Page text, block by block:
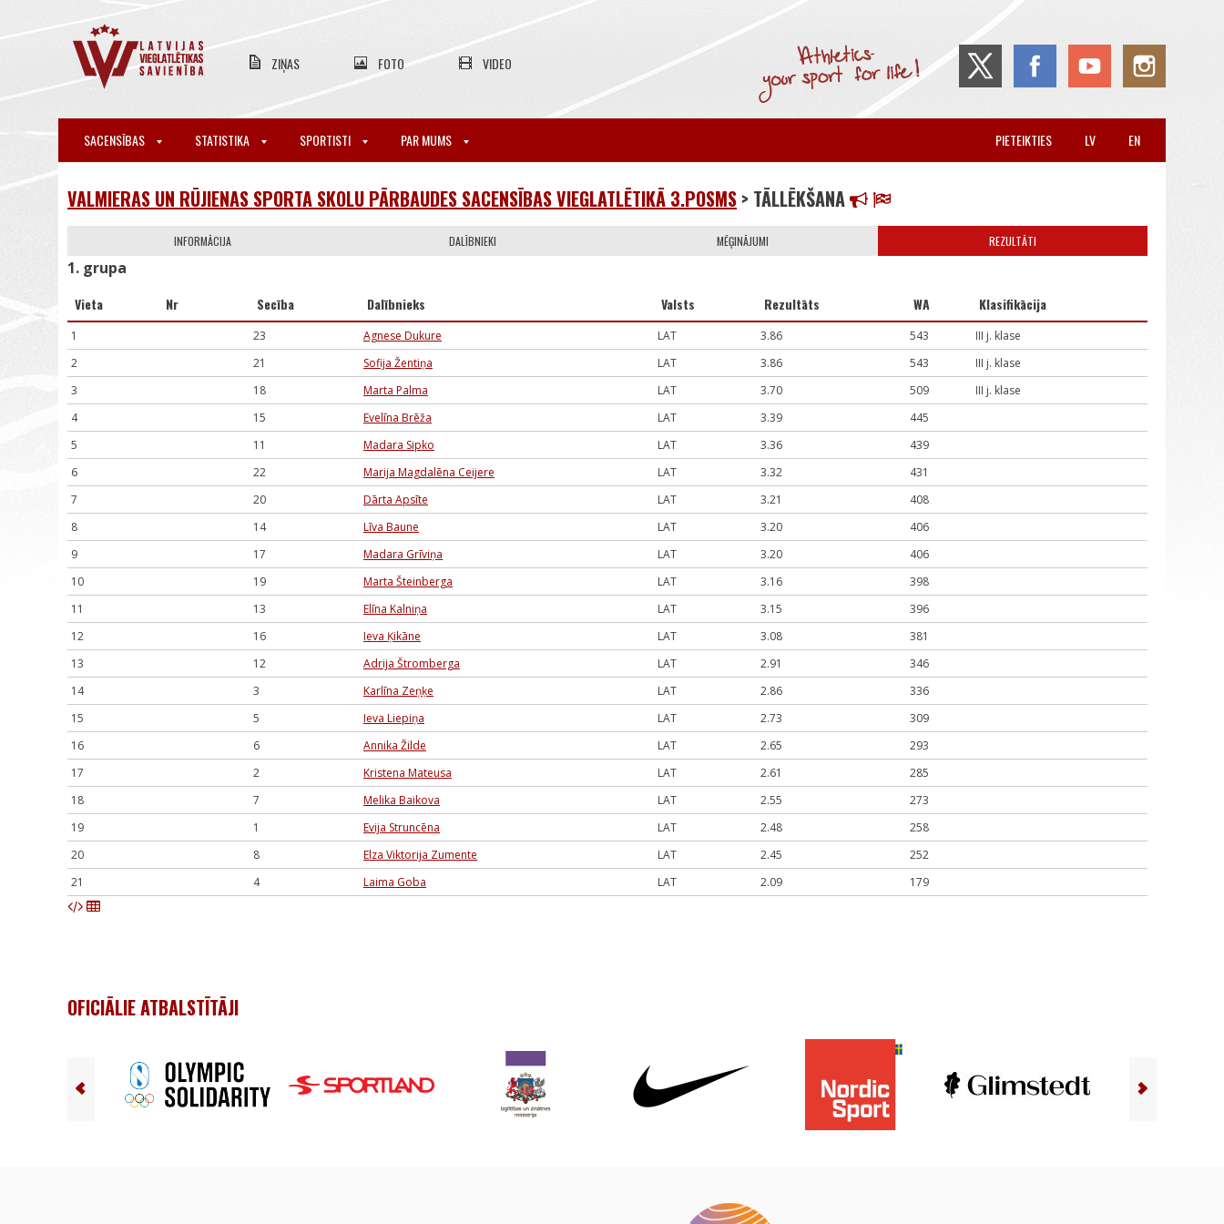
ZIŅAS FOTO VIDEO
SACENSĪBAS STATISTIKA SPORTISTI PAR MUMS EN
LV
PIETEIKTIES
VALMIERAS UN RŪJIENAS SPORTA SKOLU PĀRBAUDES SACENSĪBAS VIEGLATLĒTIKĀ 3.POSMS > TĀLLĒKŠANA
INFORMĀCIJA DALĪBNIEKI MĒĢINĀJUMI REZULTĀTI
1. grupa
Vieta Nr Secība Dalībnieks Valsts Rezultāts WA Klasifikācija
1 23 Agnese Dukure LAT 3.86 543
III j. klase
2
21 Sofija Žentiņa LAT 3.86 543
III j. klase
3
18 Marta Palma LAT 3.70 509
III j. klase
4
15 Evelīna Brēža LAT 3.39
445
5
11 Madara Sipko LAT 3.36
439
6
22 Marija Magdalēna Ceijere LAT 3.32
431
7
20 Dārta Apsīte LAT 3.21
408
8
14 Līva Baune LAT 3.20
406
9
17 Madara Grīviņa LAT 3.20
406
10
19 Marta Šteinberga LAT 3.16
398
11
13 Elīna Kalniņa LAT 3.15
396
12
16 Ieva Ķikāne LAT 3.08
381
13
12 Adrija Štromberga LAT 2.91
346
14
3 Karlīna Zeņķe LAT 2.86
336
15
5 Ieva Liepiņa LAT 2.73
309
16
6 Annika Žilde LAT 2.65
293
17
2 Kristena Mateusa LAT 2.61
285
18
7 Melika Baikova LAT 2.55
273
19
1 Evija Struncēna LAT 2.48
258
20
8 Elza Viktorija Zumente LAT 2.45
252
21
4 Laima Goba LAT 2.09 179
OFICIĀLIE ATBALSTĪTĀJI